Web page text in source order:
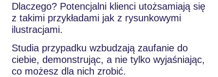
Dlaczego? Potencjalni klienci utożsamiają się
z takimi przykładami jak z rysunkowymi
ilustracjami.
Studia przypadku wzbudzają zaufanie do
ciebie, demonstrując, a nie tylko wyjaśniając,
co możesz dla nich zrobić.